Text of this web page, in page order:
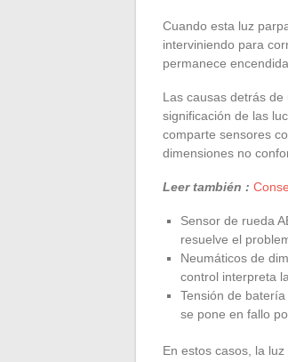
Cuando esta luz
interviniendo para
permanece
Las causas detrás
significación de las
comparte sensores
dimensiones no
Leer también :
Sensor de rueda
resuelve el
Neumáticos de
control interpreta
Tensión de
se pone en fallo
En estos casos, la